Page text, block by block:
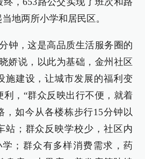
地两所小学和居民区。
钟，这是高品质生活服务圈的
娇说，以此为基础，金州社区
施建设，让城市发展的福利变
利，“群众反映出行不便，就着
，如今从各楼栋步行15分钟以
站；群众反映学校少，社区内
；群众有多样消费需求，药